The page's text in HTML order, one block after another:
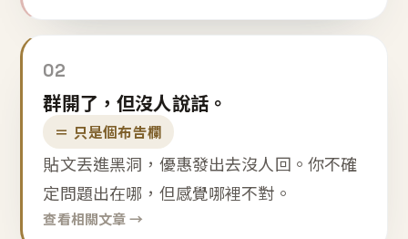
02
群開了，但沒人說話。
＝ 只是個布告欄
貼文丟進黑洞，優惠發出去沒人回。你不確
定問題出在哪，但感覺哪裡不對。
查看相關文章 →